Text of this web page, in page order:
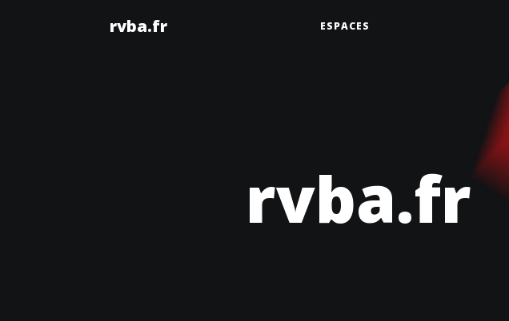
rvba.fr ESPACES
rvba.fr